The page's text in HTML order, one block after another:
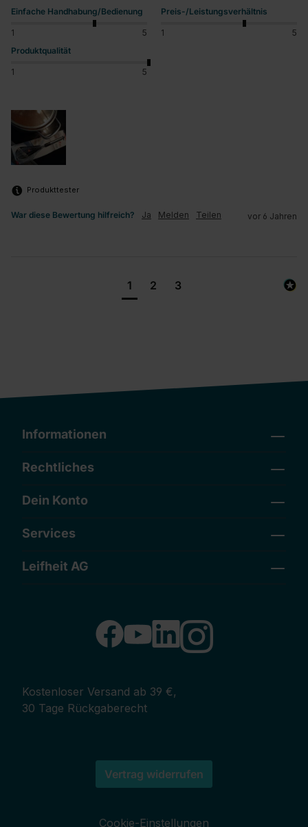
Einfache Handhabung/Bedienung
1 5
Preis-/Leistungsverhältnis
1
5
Produktqualität
1 5
Produkttester
War diese Bewertung hilfreich? Ja Melden Teilen vor 6 Jahren
1 2 3
Informationen
Rechtliches
Dein Konto
Services
Leifheit AG
Kostenloser Versand ab 39 €,
30 Tage Rückgaberecht
Vertrag widerrufen
Cookie-Einstellungen